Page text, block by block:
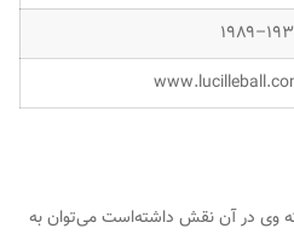
که وی در آن نقش داشته‌است می‌توان به